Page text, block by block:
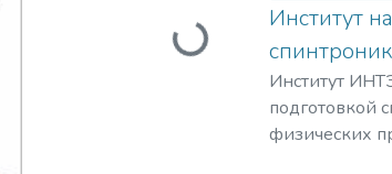
Загружается...
Институт
Институт
подготовкой
физических